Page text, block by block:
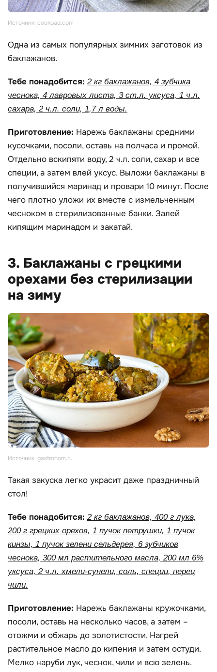
Источник: cookpad.com
Одна из самых популярных зимних заготовок из
баклажанов.
Тебе понадобится: 2 кг баклажанов, 4 зубчика
чеснока, 4 лавровых листа, 3 ст.л. уксуса, 1 ч.л.
сахара, 2 ч.л. соли, 1,7 л воды.
Приготовление: Нарежь баклажаны средними
кусочками, посоли, оставь на полчаса и промой.
Отдельно вскипяти воду, 2 ч.л. соли, сахар и все
специи, а затем влей уксус. Выложи баклажаны в
получившийся маринад и провари 10 минут. После
чего плотно уложи их вместе с измельченным
чесноком в стерилизованные банки. Залей
кипящим маринадом и закатай.
3. Баклажаны с грецкими
орехами без стерилизации
на зиму
Источник: gastronom.ru
Такая закуска легко украсит даже праздничный
стол!
Тебе понадобится: 2 кг баклажанов, 400 г лука,
200 г грецких орехов, 1 пучок петрушки, 1 пучок
кинзы, 1 пучок зелени сельдерея, 6 зубчиков
чеснока, 300 мл растительного масла, 200 мл 6%
уксуса, 2 ч.л. хмели-сунели, соль, специи, перец
чили.
Приготовление: Нарежь баклажаны кружочками,
посоли, оставь на несколько часов, а затем –
отожми и обжарь до золотистости. Нагрей
растительное масло до кипения и затем остуди.
Мелко наруби лук, чеснок, чили и всю зелень.